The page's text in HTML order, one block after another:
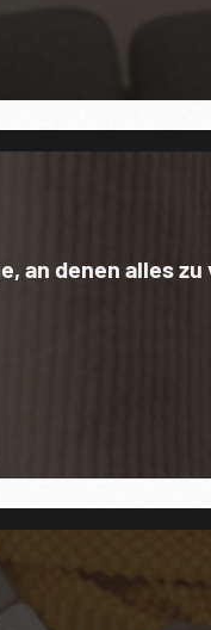
an denen alles